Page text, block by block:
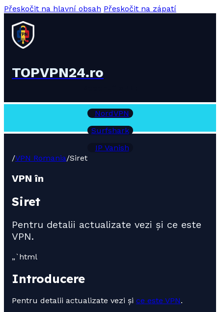
Přeskočit na hlavní obsah Přeskočit na zápatí
TOPVPN24.ro
NordVPN
Surfshark
IP Vanish
/VPN Romania/Siret
VPN în
Siret
Pentru detalii actualizate vezi și ce este
VPN.
„`html
Introducere
Pentru detalii actualizate vezi și ce este VPN.